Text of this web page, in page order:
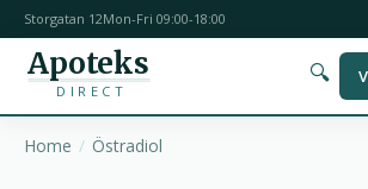
Storgatan 12Mon-Fri 09:00-18:00
Apoteks
DIRECT
🔍
Home Östradiol